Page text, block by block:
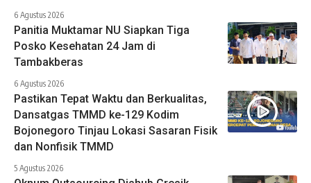
6 Agustus 2026
Panitia Muktamar NU Siapkan Tiga
Posko Kesehatan 24 Jam di
Tambakberas
6 Agustus 2026
Pastikan Tepat Waktu dan Berkualitas,
Dansatgas TMMD ke-129 Kodim
Bojonegoro Tinjau Lokasi Sasaran Fisik
dan Nonfisik TMMD
5 Agustus 2026